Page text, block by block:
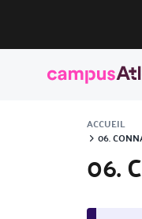
ACCUEIL
06.
06.